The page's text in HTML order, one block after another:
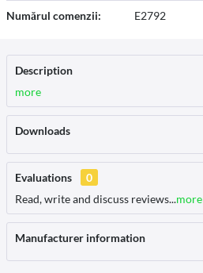
Numărul comenzii: E2792
Description
more
Downloads
Evaluations
0
Read, write and discuss reviews...more
Manufacturer information